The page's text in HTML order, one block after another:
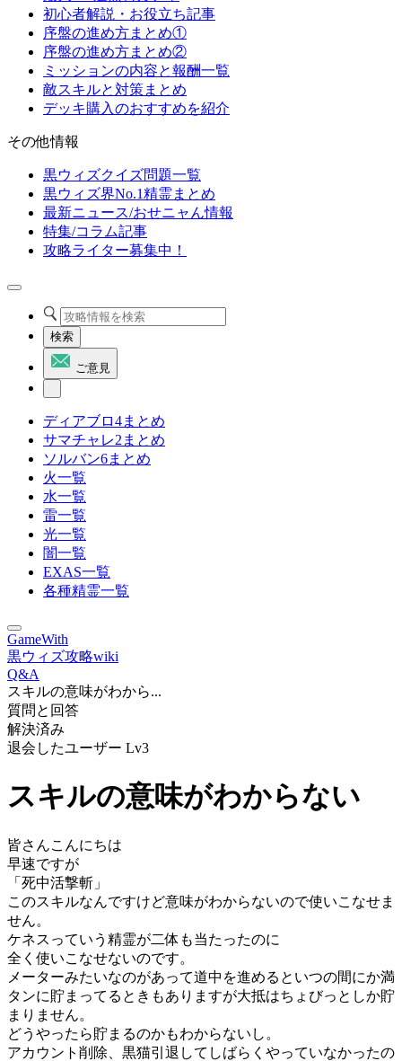
初心者解説・お役立ち記事
序盤の進め方まとめ①
序盤の進め方まとめ②
ミッションの内容と報酬一覧
敵スキルと対策まとめ
デッキ購入のおすすめを紹介
その他情報
黒ウィズクイズ問題一覧
黒ウィズ界No.1精霊まとめ
最新ニュース/おせニャん情報
特集/コラム記事
攻略ライター募集中！
検索
ご意見
ディアブロ4まとめ
サマチャレ2まとめ
ソルバン6まとめ
火一覧
水一覧
雷一覧
光一覧
闇一覧
EXAS一覧
各種精霊一覧
GameWith
黒ウィズ攻略wiki
Q&A
スキルの意味がわから...
質問と回答
解決済み
退会したユーザー Lv3
スキルの意味がわからない
皆さんこんにちは
早速ですが
「死中活撃斬」
このスキルなんですけど意味がわからないので使いこなせま
せん。
ケネスっていう精霊が二体も当たったのに
全く使いこなせないのです。
メーターみたいなのがあって道中を進めるといつの間にか満
タンに貯まってるときもありますが大抵はちょびっとしか貯
まりません。
どうやったら貯まるのかもわからないし。
アカウント削除、黒猫引退してしばらくやっていなかったの